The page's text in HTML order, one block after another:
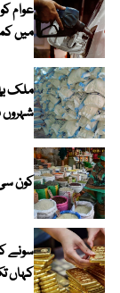
عوام
میں
ملک
شہروں میں 20 کلو تھیلا
کون
سونے
کہاں